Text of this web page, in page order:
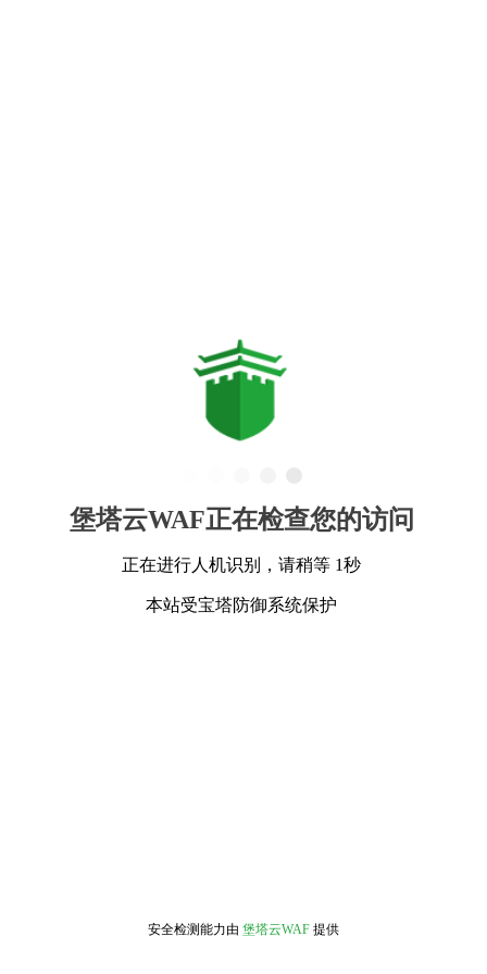
堡塔云WAF正在检查您的访问
正在进行人机识别，请稍等 1秒
本站受宝塔防御系统保护
安全检测能力由 堡塔云WAF 提供